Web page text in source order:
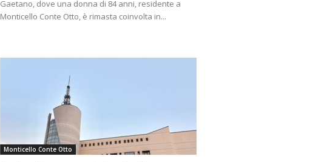
Gaetano, dove una donna di 84 anni, residente a
Monticello Conte Otto, è rimasta coinvolta in...
Monticello Conte Otto